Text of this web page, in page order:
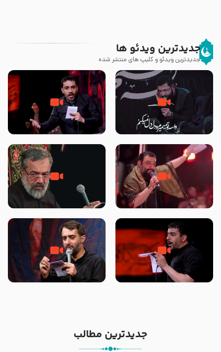
جدیدترین ویدئو ها
جدیدترین ویدئو و کلیپ های منتشر شده
مصداق کربلا – حاج حسین سیب
سرخی
شور ، حسینا! به‌ حق زهرا «أُنْظُرْ
إِلَینا» – عزاداری شب هفتم ماه
جانا جانا ابی عبدالله – کربلایی جواد
مقدم – شب هشتم محرم 1448 –
مادر منم مثل تو خمیدم – حاج
محمود کریمی – شهادت حضرت
هیئت رایة العباس علیه السلام
تک ، عبّاس، صاحب دل‌هاست –
حاج حنیف طاهری – عزاداری شب
من غلام نوکراتم من عاشق کربلاتم
– شور زمینه – شب هفتم – محرم
جدیدترین مطالب